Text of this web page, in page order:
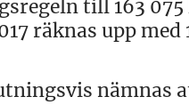
till 163
räknas upp med
nämnas